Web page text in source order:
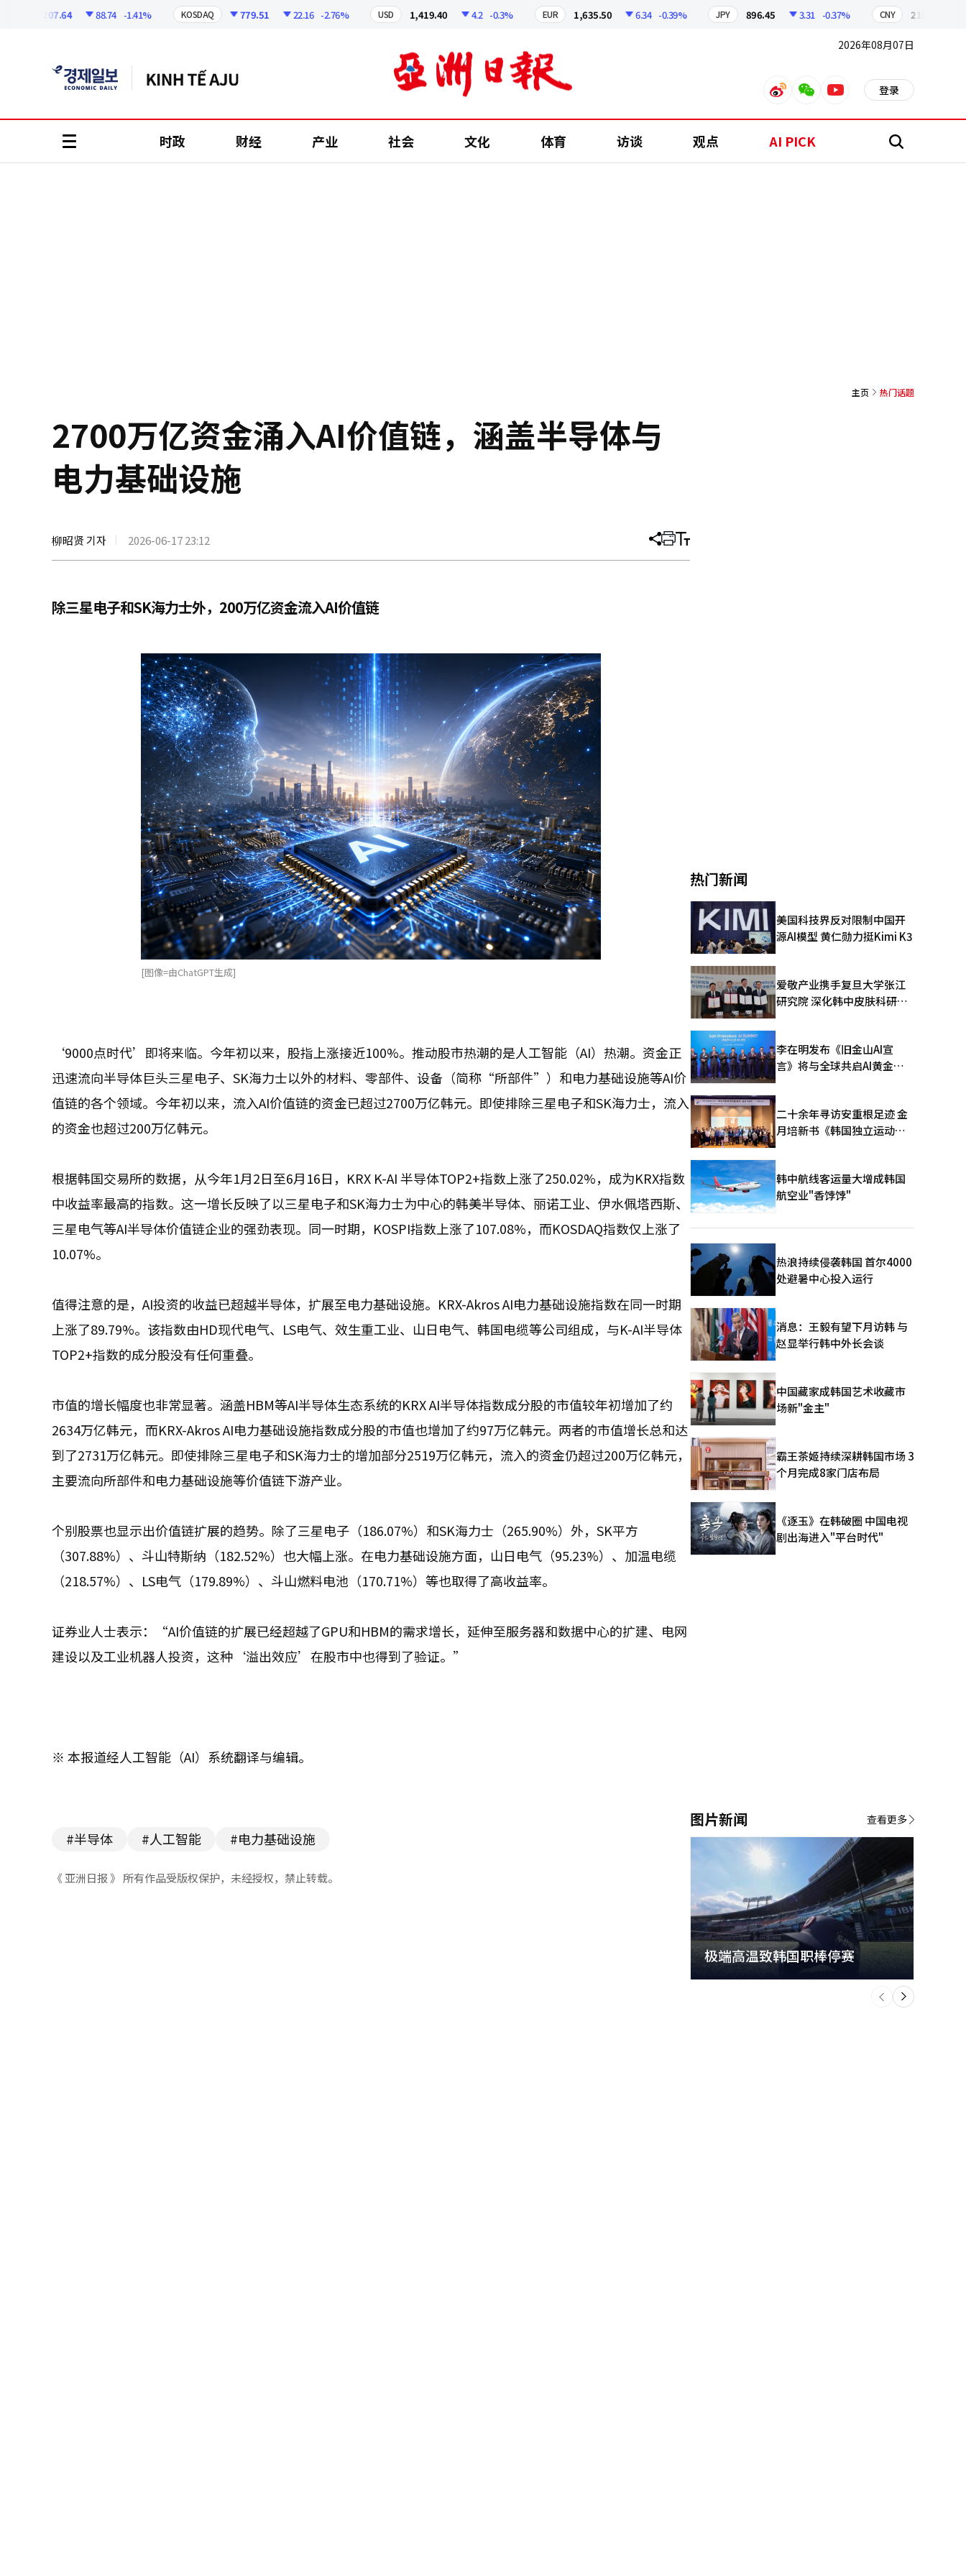
6207.64 88.74 -1.41% KOSDAQ 779.51 22.16 -2.76% USD 1,419.40 4.2 -0.3% EUR 1,635.50 6.34 -0.39% JPY 896.45 3.31 -0.37% CNY 210.39
2026年08月07日
weiboweixinyoutube 登录
时政 财经 产业 社会 文化 体育 访谈 观点 AI PICK 搜
主页 热门话题
2700万亿资金涌入AI价值链，涵盖半导体与
电力基础设施
柳昭贤 기자 2026-06-17 23:12 分
文
打 调
大
除三星电子和SK海力士外，200万亿资金流入AI价值链
[图像=由ChatGPT生成]
‘9000点时代’即将来临。今年初以来，股指上涨接近100%。推动股市热潮的是人工智能（AI）热潮。资金正
迅速流向半导体巨头三星电子、SK海力士以外的材料、零部件、设备（简称“所部件”）和电力基础设施等AI价
值链的各个领域。今年初以来，流入AI价值链的资金已超过2700万亿韩元。即使排除三星电子和SK海力士，流入
的资金也超过200万亿韩元。
根据韩国交易所的数据，从今年1月2日至6月16日，KRX K-AI 半导体TOP2+指数上涨了250.02%，成为KRX指数
中收益率最高的指数。这一增长反映了以三星电子和SK海力士为中心的韩美半导体、丽诺工业、伊水佩塔西斯、
三星电气等AI半导体价值链企业的强劲表现。同一时期，KOSPI指数上涨了107.08%，而KOSDAQ指数仅上涨了
10.07%。
值得注意的是，AI投资的收益已超越半导体，扩展至电力基础设施。KRX-Akros AI电力基础设施指数在同一时期
上涨了89.79%。该指数由HD现代电气、LS电气、效生重工业、山日电气、韩国电缆等公司组成，与K-AI半导体
TOP2+指数的成分股没有任何重叠。
市值的增长幅度也非常显著。涵盖HBM等AI半导体生态系统的KRX AI半导体指数成分股的市值较年初增加了约
2634万亿韩元，而KRX-Akros AI电力基础设施指数成分股的市值也增加了约97万亿韩元。两者的市值增长总和达
到了2731万亿韩元。即使排除三星电子和SK海力士的增加部分2519万亿韩元，流入的资金仍超过200万亿韩元，
主要流向所部件和电力基础设施等价值链下游产业。
个别股票也显示出价值链扩展的趋势。除了三星电子（186.07%）和SK海力士（265.90%）外，SK平方
（307.88%）、斗山特斯纳（182.52%）也大幅上涨。在电力基础设施方面，山日电气（95.23%）、加温电缆
（218.57%）、LS电气（179.89%）、斗山燃料电池（170.71%）等也取得了高收益率。
证券业人士表示：“AI价值链的扩展已经超越了GPU和HBM的需求增长，延伸至服务器和数据中心的扩建、电网
建设以及工业机器人投资，这种‘溢出效应’在股市中也得到了验证。”
※ 本报道经人工智能（AI）系统翻译与编辑。
#半导体 #人工智能 #电力基础设施
《 亚洲日报 》 所有作品受版权保护，未经授权，禁止转载。
热门新闻
美国科技界反对限制中国开
源AI模型 黄仁勋力挺Kimi K3
爱敬产业携手复旦大学张江
研究院 深化韩中皮肤科研合
李在明发布《旧金山AI宣
言》将与全球共启AI黄金时
二十余年寻访安重根足迹 金
月培新书《韩国独立运动圣
韩中航线客运量大增成韩国
航空业"香饽饽"
热浪持续侵袭韩国 首尔4000
处避暑中心投入运行
消息：王毅有望下月访韩 与
赵显举行韩中外长会谈
中国藏家成韩国艺术收藏市
场新"金主"
霸王茶姬持续深耕韩国市场 3
个月完成8家门店布局
《逐玉》在韩破圈 中国电视
剧出海进入"平台时代"
图片新闻
极端高温致韩国职棒停赛
下
一
个
查看更多